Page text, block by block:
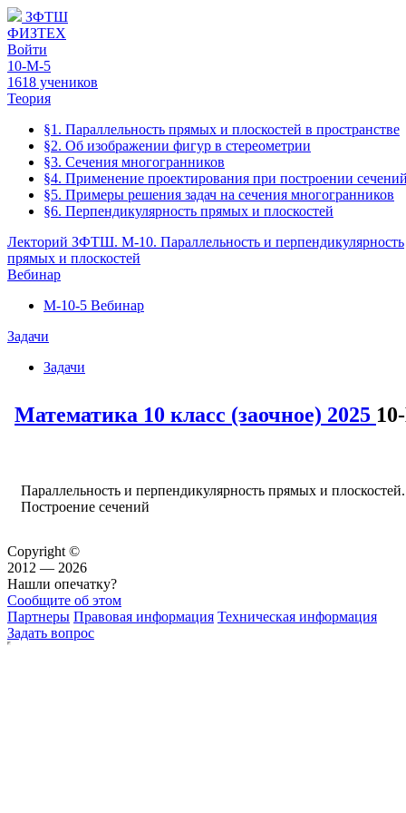
ЗФТШ
ФИЗТЕХ
Войти
10-М-5
1618 учеников
Теория
§1. Параллельность прямых и плоскостей в пространстве
§2. Об изображении фигур в стереометрии
§3. Сечения многогранников
§4. Применение проектирования при построении
§5. Примеры решения задач на сечения многогранников
§6. Перпендикулярность прямых и плоскостей
Лекторий ЗФТШ. М-10. Параллельность и перпендикулярность
прямых и плоскостей
Вебинар
М-10-5 Вебинар
Задачи
Задачи
Математика 10 класс (заочное) 2025
Параллельность и перпендикулярность прямых и плоскостей.
Построение сечений
Copyright ©
2012 — 2026
Нашли опечатку?
Сообщите об этом
Партнеры Правовая информация Техническая информация
Задать вопрос